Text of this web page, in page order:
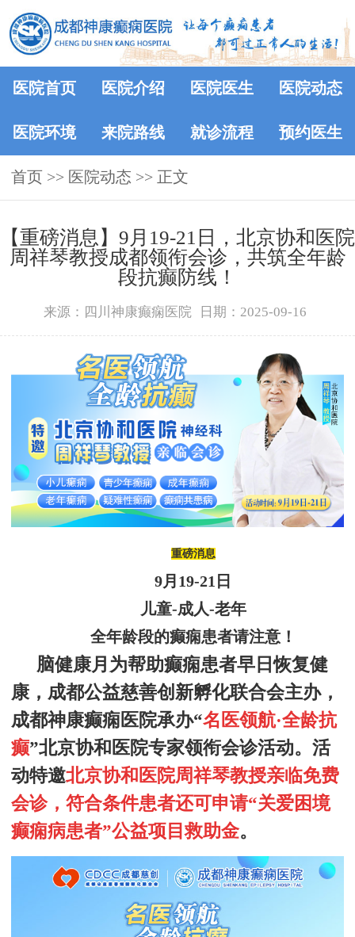
医院首页 医院介绍 医院医生 医院动态
医院环境 来院路线 就诊流程 预约医生
首页 >> 医院动态 >> 正文
【重磅消息】9月19-21日，北京协和医院
周祥琴教授成都领衔会诊，共筑全年龄
段抗癫防线！
来源：四川神康癫痫医院 日期：2025-09-16
重磅消息
9月 19-21 日
儿童-成人-老年
全年龄段的癫痫患者请注意！
脑健康月为帮助癫痫患者早日恢复健
康， 成都公益慈善创新孵化联合会主办，
成都神康癫痫医院承办“名医领航·全龄抗
癫”北京协和医院专家领衔会诊活动。 活
动特邀北京协和医院周祥琴教授亲临免费
会诊，符合条件患者还可申请“关爱困境
癫痫病患者”公益项目救助金。